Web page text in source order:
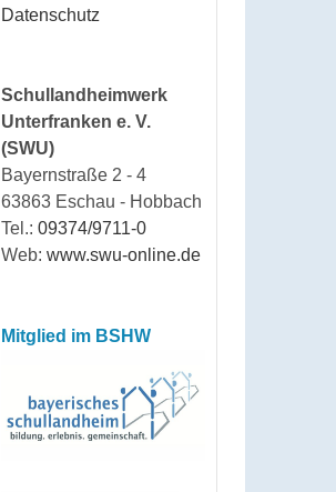
Datenschutz
Schullandheimwerk
Unterfranken e. V.
(SWU)
Bayernstraße 2 - 4
63863 Eschau - Hobbach
Tel.: 09374/9711-0
Web: www.swu-online.de
Mitglied im BSHW